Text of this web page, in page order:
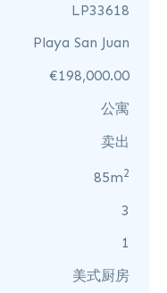
LP33618
Playa San Juan
€198,000.00
公寓
卖出
85m2
3
1
美式厨房